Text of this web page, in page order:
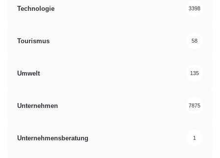
Technologie 3398
Tourismus 58
Umwelt 135
Unternehmen 7875
Unternehmensberatung 1